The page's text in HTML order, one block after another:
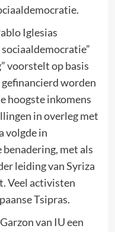
Iglesias
voorstelt op basis
worden
hoogste inkomens
in overleg met
volgde in
met als
leiding van Syriza
Veel activisten
Tsipras.
van IU een